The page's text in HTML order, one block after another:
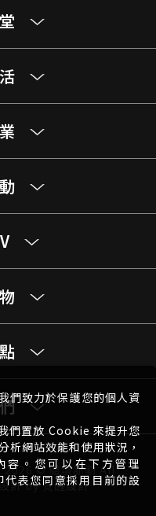
© 體壇脈動 All
計by覺醒設計
們致力於保護您的個人資
們置放 Cookie 來提升您
析網站效能和使用狀況，
容。您可以在下方管理
表您同意採用目前的設